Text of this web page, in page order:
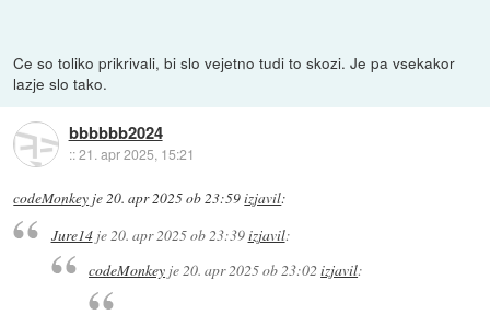
Ce so toliko prikrivali, bi slo vejetno tudi to skozi. Je pa vsekakor
lazje slo tako.
bbbbbb2024
::21. apr 2025, 15:21
codeMonkey je20. apr 2025 ob 23:59izjavil:
Jure14je 20. apr 2025 ob 23:39izjavil:
codeMonkey je20. apr 2025 ob 23:02izjavil: